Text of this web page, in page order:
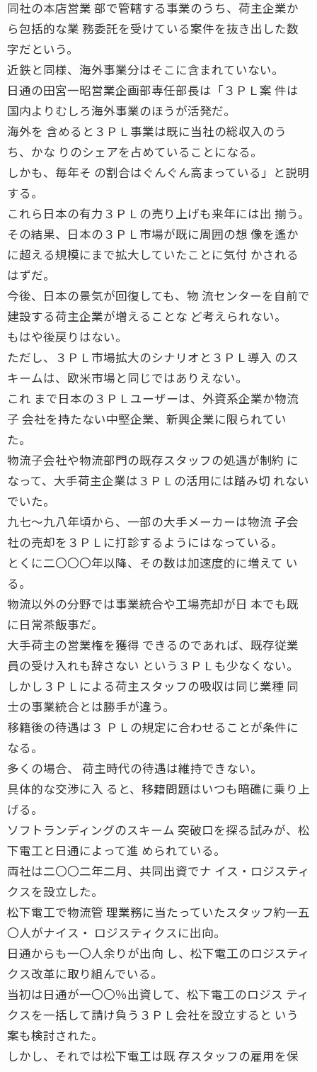
同社の本店営業 部で管轄する事業のうち、荷主企業か
ら包括的な業 務委託を受けている案件を抜き出した数
字だという。
近鉄と同様、海外事業分はそこに含まれていない。
日通の田宮一昭営業企画部専任部長は「３ＰＬ案 件は
国内よりむしろ海外事業のほうが活発だ。
海外を 含めると３ＰＬ事業は既に当社の総収入のう
ち、かな りのシェアを占めていることになる。
しかも、毎年そ の割合はぐんぐん高まっている」と説明
する。
これら日本の有力３ＰＬの売り上げも来年には出 揃う。
その結果、日本の３ＰＬ市場が既に周囲の想 像を遙か
に超える規模にまで拡大していたことに気付 かされる
はずだ。
今後、日本の景気が回復しても、物 流センターを自前で
建設する荷主企業が増えることな ど考えられない。
もはや後戻りはない。
ただし、３ＰＬ市場拡大のシナリオと３ＰＬ導入 のス
キームは、欧米市場と同じではありえない。
これ まで日本の３ＰＬユーザーは、外資系企業か物流
子 会社を持たない中堅企業、新興企業に限られてい
た。
物流子会社や物流部門の既存スタッフの処遇が制約 に
なって、大手荷主企業は３ＰＬの活用には踏み切 れない
でいた。
九七〜九八年頃から、一部の大手メーカーは物流 子会
社の売却を３ＰＬに打診するようにはなっている。
とくに二〇〇〇年以降、その数は加速度的に増えて い
る。
物流以外の分野では事業統合や工場売却が日 本でも既
に日常茶飯事だ。
大手荷主の営業権を獲得 できるのであれば、既存従業
員の受け入れも辞さない という３ＰＬも少なくない。
しかし３ＰＬによる荷主スタッフの吸収は同じ業種 同
士の事業統合とは勝手が違う。
移籍後の待遇は３ ＰＬの規定に合わせることが条件に
なる。
多くの場合、 荷主時代の待遇は維持できない。
具体的な交渉に入 ると、移籍問題はいつも暗礁に乗り上
げる。
ソフトランディングのスキーム 突破口を探る試みが、松
下電工と日通によって進 められている。
両社は二〇〇二年二月、共同出資でナ イス・ロジスティ
クスを設立した。
松下電工で物流管 理業務に当たっていたスタッフ約一五
〇人がナイス・ ロジスティクスに出向。
日通からも一〇人余りが出向 し、松下電工のロジスティ
クス改革に取り組んでいる。
当初は日通が一〇〇％出資して、松下電工のロジス ティ
クスを一括して請け負う３ＰＬ会社を設立すると いう
案も検討された。
しかし、それでは松下電工は既 存スタッフの雇用を保